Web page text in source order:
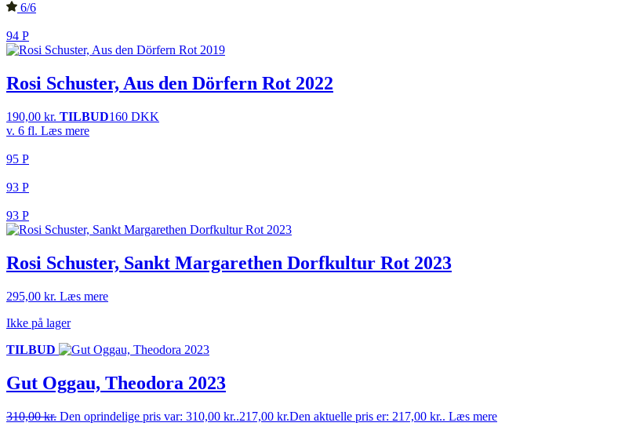
6/6
94 P
Rosi Schuster, Aus den Dörfern Rot 2022
190,00 kr. TILBUD160 DKK
v. 6 fl. Læs mere
95 P
93 P
93 P
Rosi Schuster, Sankt Margarethen Dorfkultur Rot 2023
295,00 kr. Læs mere
Ikke på lager
TILBUD
Gut Oggau, Theodora 2023
310,00kr. Den oprindelige pris var: 310,00 kr..217,00 kr.Den aktuelle pris er: 217,00 kr.. Læs mere